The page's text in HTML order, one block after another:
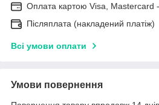
Оплата картою Visa, Mastercard
Післяплата (накладений платіж)
Всі умови оплати
Умови повернення